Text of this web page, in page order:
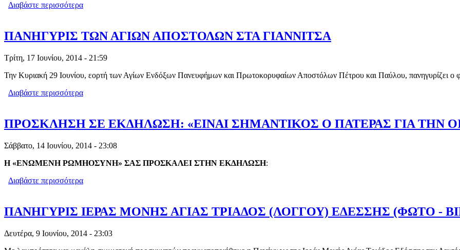
Διαβάστε περισσότερα
ΠΑΝΗΓΥΡΙΣ ΤΩΝ ΑΓΙΩΝ ΑΠΟΣΤΟΛΩΝ ΣΤΑ ΓΙΑΝΝΙΤΣΑ
Τρίτη, 17 Ιουνίου, 2014 - 21:59
Την Κυριακή 29 Ιουνίου, εορτή των Αγίων Ενδόξων Πανευφήμων και Πρωτοκορυφαίων Αποστόλων Πέτρου και Παύλου, πανηγυρίζει ο
Διαβάστε περισσότερα
ΠΡΟΣΚΛΗΣΗ ΣΕ ΕΚΔΗΛΩΣΗ: «ΕΙΝΑΙ ΣΗΜΑΝΤΙΚΟΣ Ο ΠΑΤΕΡΑΣ ΓΙΑ ΤΗΝ
Σάββατο, 14 Ιουνίου, 2014 - 23:08
Η «ΕΝΩΜΕΝΗ ΡΩΜΗΟΣΥΝΗ» ΣΑΣ ΠΡΟΣΚΑΛΕΙ ΣΤΗΝ ΕΚΔΗΛΩΣΗ:
Διαβάστε περισσότερα
ΠΑΝΗΓΥΡΙΣ ΙΕΡΑΣ ΜΟΝΗΣ ΑΓΙΑΣ ΤΡΙΑΔΟΣ (ΛΟΓΓΟΥ) ΕΔΕΣΣΗΣ (ΦΩΤΟ -
Δευτέρα, 9 Ιουνίου, 2014 - 23:03